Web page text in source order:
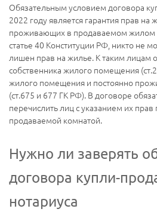
Обязательным условием договора
2022 году является гарантия прав на
проживающих в продаваемом жилом
статье 40 Конституции РФ, никто не
лишен прав на жилье. К таким лицам
собственника жилого помещения
жилого помещения и постоянно
(ст.675 и 677 ГК РФ). В договоре
перечислить лиц с указанием их
продаваемой комнатой.
Нужно ли заверять
договора купли-
нотариуса